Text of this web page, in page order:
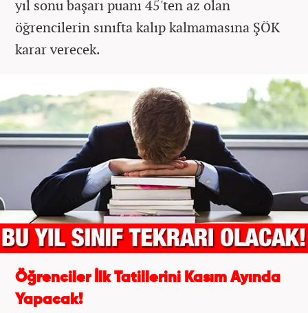
yıl sonu başarı puanı 45'ten az olan
öğrencilerin sınıfta kalıp kalmamasına ŞÖK
karar verecek.
Öğrenciler İlk Tatillerini Kasım Ayında
Yapacak!